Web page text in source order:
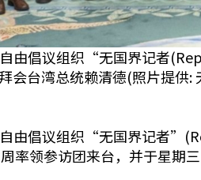
由倡议组织“无国界记者
会台湾总统赖清德(照片提供:
由倡议组织“无国界记者
领参访团来台，并于星期三